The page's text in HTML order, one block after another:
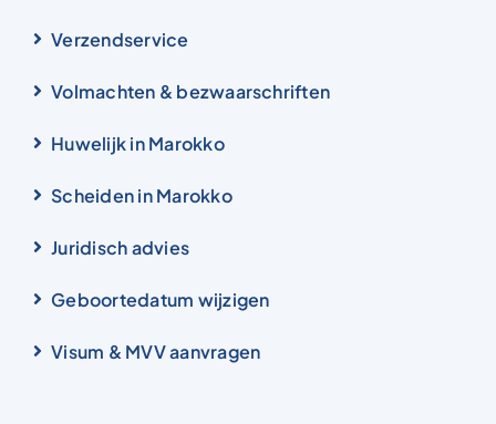
Verzendservice
Volmachten & bezwaarschriften
Huwelijk in Marokko
Scheiden in Marokko
Juridisch advies
Geboortedatum wijzigen
Visum & MVV aanvragen